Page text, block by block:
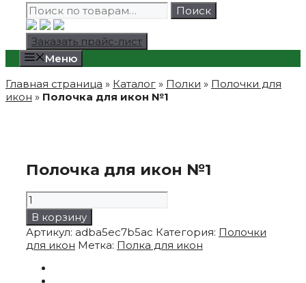
Искать:
Поиск
Заказать прайс-лист
Меню
Главная страница » Каталог » Полки » Полочки для
икон » Полочка для икон №1
Полочка для икон №1
Количество
товара
Полочка
для
икон
В корзину
Артикул: adba5ec7b5ac Категория: Полочки
для икон Метка: Полка для икон